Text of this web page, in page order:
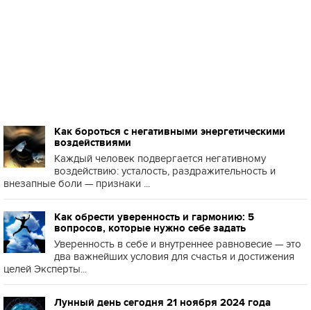
Как бороться с негативными энергетическими
воздействиями
Каждый человек подвергается негативному
воздействию: усталость, раздражительность и
внезапные боли — признаки ...
Как обрести уверенность и гармонию: 5
вопросов, которые нужно себе задать
Уверенность в себе и внутреннее равновесие — это
два важнейших условия для счастья и достижения
целей Эксперты...
Лунный день сегодня 21 ноября 2024 года